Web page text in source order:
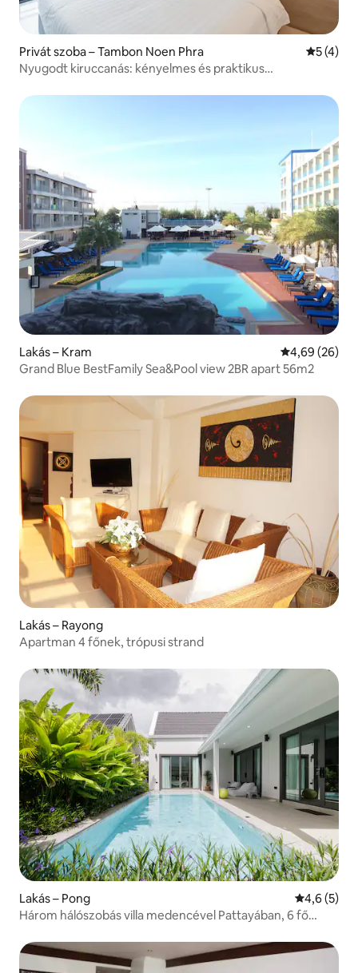
Privát szoba – Tambon Noen Phra Átlagos
5 (4)
Nyugodt kiruccanás: kényelmes és praktikus
Lakás – Kram Átlagos
4,69 (26)
Grand Blue BestFamily Sea&Pool view 2BR apart 56m2
Lakás – Rayong
Apartman 4 főnek, trópusi strand
Lakás – Pong Átlagos
4,6 (5)
Három hálószobás villa medencével Pattayában, 6 fő